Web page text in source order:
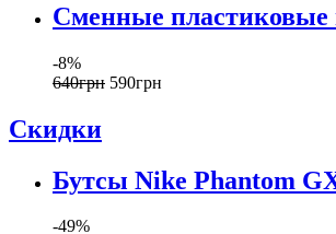
Сменные
-8%
640грн 590грн
Скидки
Бутсы Nike Phantom
-49%